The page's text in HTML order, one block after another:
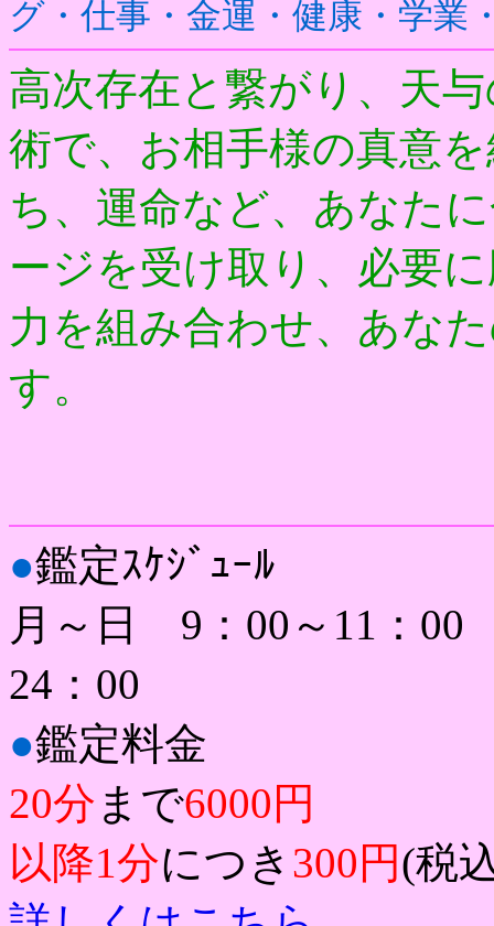
グ・仕事・金運・健康・学業
高次存在と繋がり、天
術で、お相手様の真意
ち、運命など、あなた
ージを受け取り、必要
力を組み合わせ、あな
す。
●鑑定ｽｹｼﾞｭｰﾙ
月～日 9：00～11：
24：00
●鑑定料金
20分まで6000円
以降1分につき 300円(税